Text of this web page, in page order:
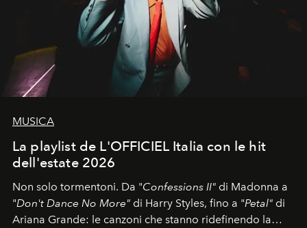
MUSICA
La playlist de L'OFFICIEL Italia con le hit
dell'estate 2026
Non solo tormentoni. Da "Confessions II" di Madonna a
"Don't Dance No More" di Harry Styles, fino a "Petal" di
Ariana Grande: le canzoni che stanno ridefinendo la